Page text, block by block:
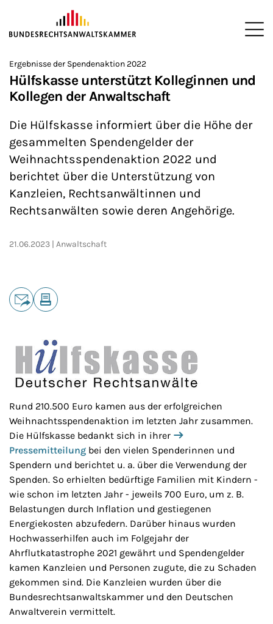
ZUM HAUPTINHALT SPRINGEN
Sie befinden sich hier:
>
Startseite
>
Newsroom
>
News
Ergebnisse der Spendenaktion 2022
Hülfskasse unterstützt Kolleginnen und
Kollegen der Anwaltschaft
Die Hülfskasse informiert über die Höhe der
gesammelten Spendengelder der
Weihnachtsspendenaktion 2022 und
berichtet über die Unterstützung von
Kanzleien, Rechtsanwältinnen und
Rechtsanwälten sowie deren Angehörige.
21.06.2023 Anwaltschaft
Teilen
Rund 210.500 Euro kamen aus der erfolgreichen
Weihnachtsspendenaktion im letzten Jahr zusammen.
Die Hülfskasse bedankt sich in ihrer
Pressemitteilung bei den vielen Spenderinnen und
Spendern und berichtet u. a. über die Verwendung der
Spenden. So erhielten bedürftige Familien mit Kindern -
wie schon im letzten Jahr - jeweils 700 Euro, um z. B.
Belastungen durch Inflation und gestiegenen
Energiekosten abzufedern. Darüber hinaus wurden
Hochwasserhilfen auch im Folgejahr der
Ahrflutkatastrophe 2021 gewährt und Spendengelder
kamen Kanzleien und Personen zugute, die zu Schaden
gekommen sind. Die Kanzleien wurden über die
Bundesrechtsanwaltskammer und den Deutschen
Anwaltverein vermittelt.